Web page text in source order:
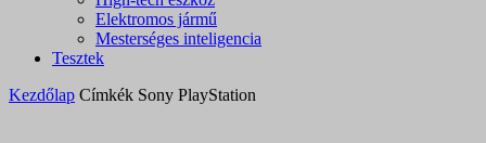
Elektromos jármű
Mesterséges inteligencia
Tesztek
Kezdőlap Címkék Sony PlayStation